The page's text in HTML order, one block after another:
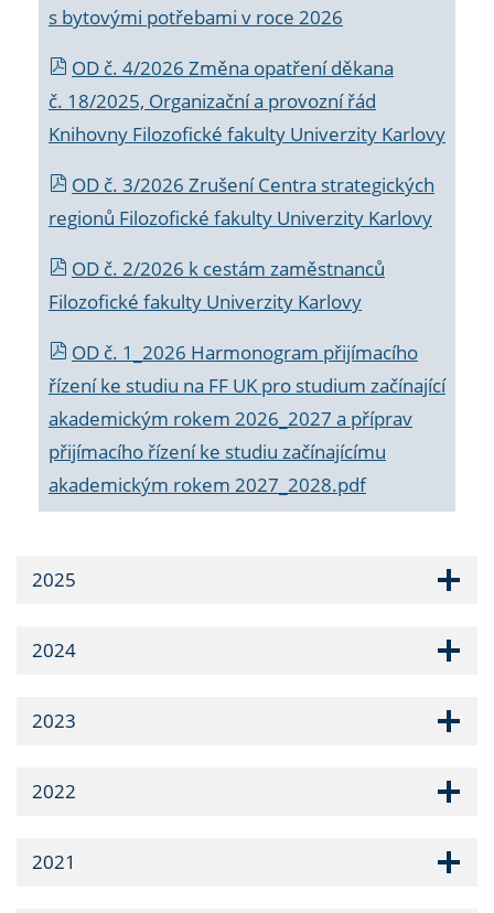
s bytovými potřebami v roce 2026
OD č. 4/2026 Změna opatření děkana
č. 18/2025, Organizační a provozní řád
Knihovny Filozofické fakulty Univerzity Karlovy
OD č. 3/2026 Zrušení Centra strategických
regionů Filozofické fakulty Univerzity Karlovy
OD č. 2/2026 k cestám zaměstnanců
Filozofické fakulty Univerzity Karlovy
OD č. 1_2026 Harmonogram přijímacího
řízení ke studiu na FF UK pro studium začínající
akademickým rokem 2026_2027 a příprav
přijímacího řízení ke studiu začínajícímu
akademickým rokem 2027_2028.pdf
2025
2024
2023
2022
2021